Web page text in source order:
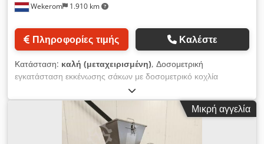
Wekerom 1.910 km
Πληροφορίες τιμής Καλέστε
Κατάσταση: καλή (μεταχειρισμένη), Δοσομετρική
εγκατάσταση εκκένωσης σάκων με δοσομετρικό κοχλία
Ερμάριο από ανοξείδωτο χάλυβα Δοσομετρικός κοχλίας από
ανοξείδωτο χάλυβα με κινητό πυθμένα και πνευματική τελική
βαλβίδα Djdewyf U Topfx Aiteck Μονάδα φίλτρου για
απαγωγή σκόνης κατά την επιπρόσθετη φόρτωση VMA
Wekerom Δείτε τις άλλες αγγελίες μας
Μικρή αγγελία